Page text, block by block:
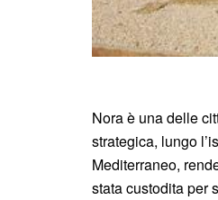
Nora è una delle
strategica, lungo
Mediterraneo,
stata custodita per